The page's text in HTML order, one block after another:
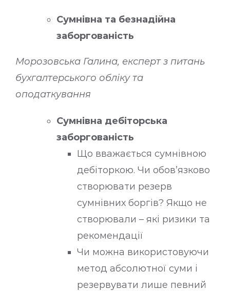
Сумнівна та безнадійна
заборгованість
Морозовська Галина, експерт з питань
бухгалтерського обліку та
оподаткування
Сумнівна дебіторська
заборгованість
Що вважається сумнівною
дебіторкою. Чи обов’язково
створювати резерв
сумнівних боргів? Якщо не
створювали – які ризики та
рекомендації
Чи можна використовуючи
метод абсолютної суми і
резервувати лише певний